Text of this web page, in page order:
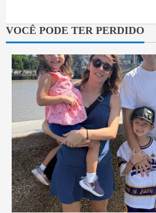
VOCÊ PODE TER PERDIDO